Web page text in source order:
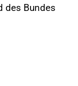
des Bundes